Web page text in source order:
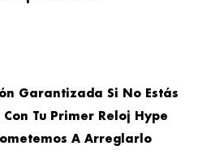
Garantizada Si No Estás
Tu Primer Reloj Hype
A Arreglarlo